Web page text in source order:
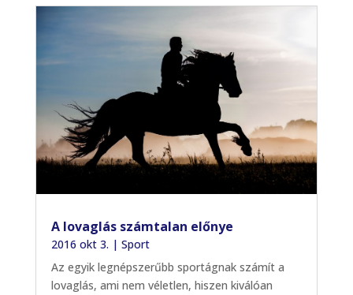
A lovaglás számtalan előnye
2016 okt 3. | Sport
Az egyik legnépszerűbb sportágnak számít a
lovaglás, ami nem véletlen, hiszen kiválóan